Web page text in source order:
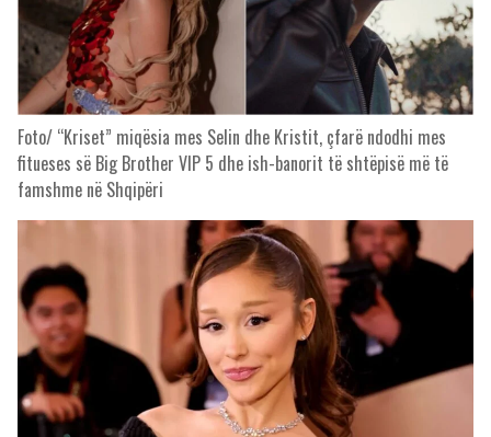
Foto/ “Kriset” miqësia mes Selin dhe Kristit, çfarë ndodhi mes
fitueses së Big Brother VIP 5 dhe ish-banorit të shtëpisë më të
famshme në Shqipëri